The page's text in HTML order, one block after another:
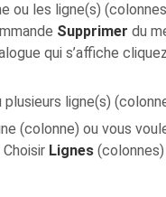
ou les ligne(s)
Supprimer du
qui s’affiche
plusieurs ligne(s)
(colonne) ou vous
Lignes